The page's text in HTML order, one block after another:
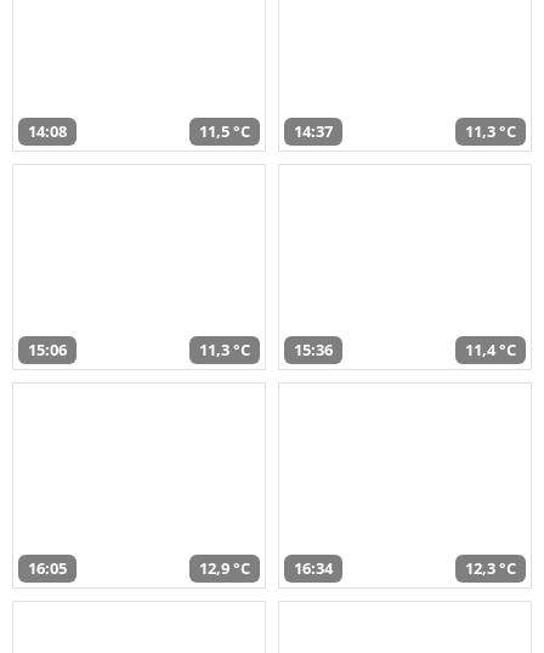
14:08 11,5 °C 14:37 11,3 °C
15:06 11,3 °C 15:36 11,4 °C
16:05 12,9 °C 16:34 12,3 °C